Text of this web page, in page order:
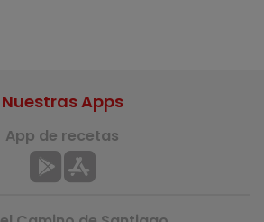
Nuestras Apps
App de recetas